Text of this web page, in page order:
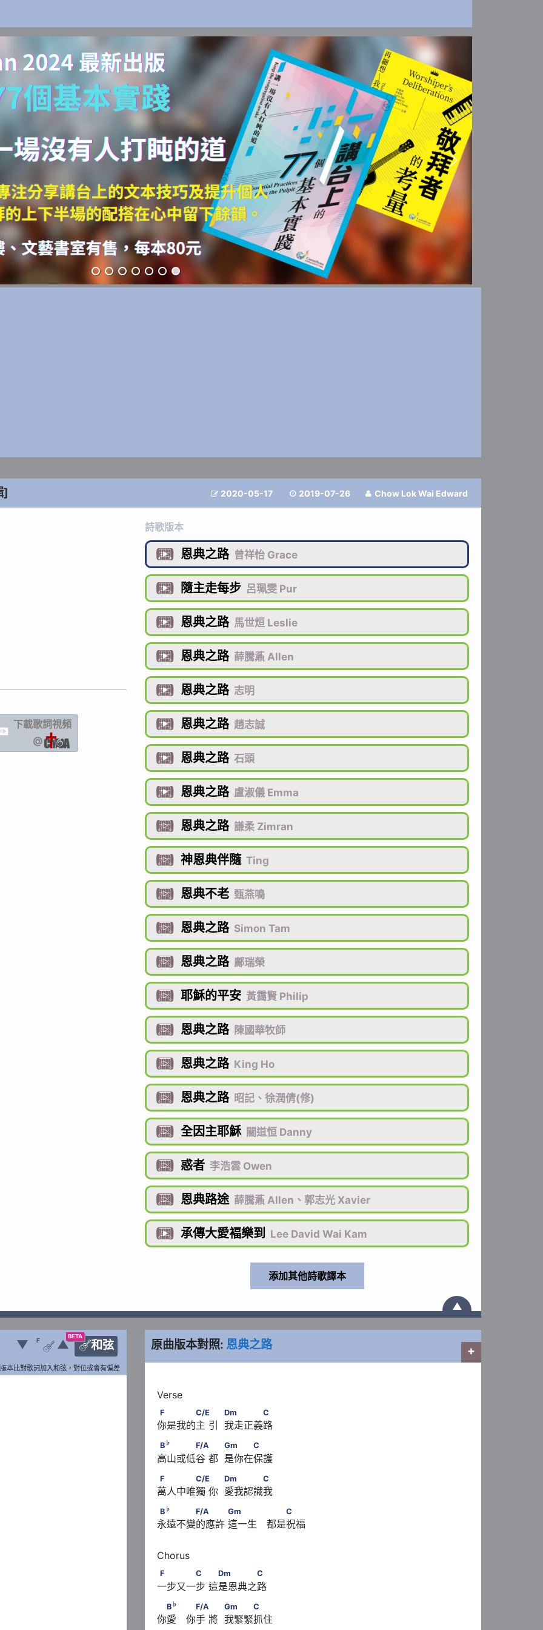
]  2020-05-17  2019-07-26  Chow Lok Wai Edward
下載歌詞視頻
@
詩歌版本
 恩典之路 曾祥怡 Grace
 隨主走每步 呂珮雯 Pur
 恩典之路 馬世烜 Leslie
 恩典之路 薛騰鼒 Allen
 恩典之路 志明
 恩典之路 趙志誠
 恩典之路 石頭
 恩典之路 盧淑儀 Emma
 恩典之路 謙柔 Zimran
 神恩典伴隨 Ting
 恩典不老 甄燕鳴
 恩典之路 Simon Tam
 恩典之路 鄺瑞榮
 耶穌的平安 黃靄賢 Philip
 恩典之路 陳國華牧師
 恩典之路 King Ho
 恩典之路 昭記、徐潤倩(修)
 全因主耶穌 關道恒 Danny
 惑者 李浩雲 Owen
 恩典路途 薛騰鼒 Allen、郭志光 Xavier
 承傳大愛褔樂到 Lee David Wai Kam
▲
BETA
和弦
▼ F
 ▲ 原曲版本對照: 恩典之路 +
版本比對歌詞加入和弦，對位或會有偏差
F　　　　C/E　      　            Dm　　　　C
F C/E Dm C
你是我的主 引  我走正義路
B♭ F/A　      　            Gm　　　C
B ♭ F/A Gm C
高山或低谷 都  是你在保護
F　　　　C/E　      　            Dm　　　　C
F C/E Dm C
萬人中唯獨 你  愛我認識我
B♭ F/A　　　      Gm　　　 　　C
B ♭ F/A Gm C
永遠不變的應許 這一生　都是祝福
F　　　　C　      　Dm　　　　C
F C Dm C
一步又一步 這是恩典之路
B ♭ F/A　      　            Gm　　　C
B ♭ F/A Gm C
你愛　你手 將  我緊緊抓住